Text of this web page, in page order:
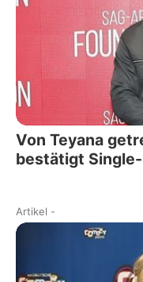
Von Teyana
bestätigt
Artikel -